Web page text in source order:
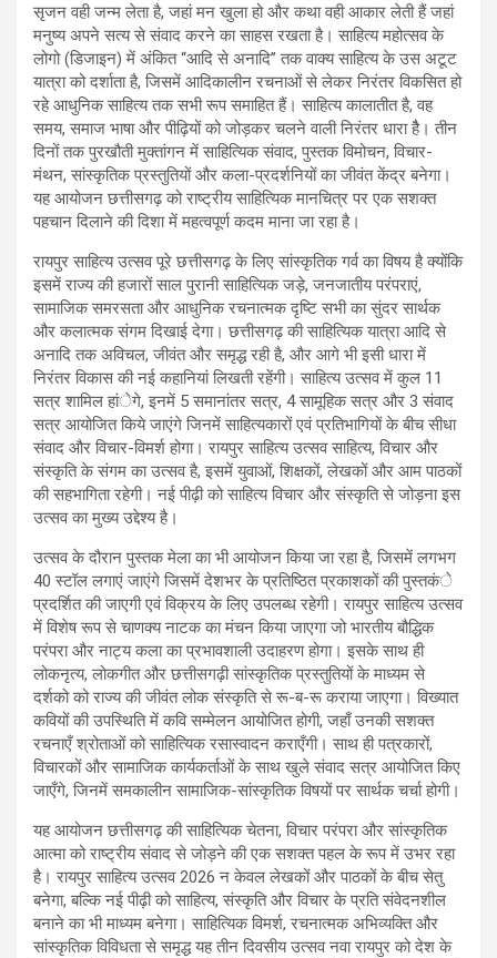
सृजन वही जन्म लेता है, जहां मन खुला हो और कथा वही आकार लेती हैं जहां
मनुष्य अपने सत्य से संवाद करने का साहस रखता है। साहित्य महोत्सव के
लोगो (डिजाइन) में अंकित ‘‘आदि से अनादि’’ तक वाक्य साहित्य के उस अटूट
यात्रा को दर्शाता है, जिसमें आदिकालीन रचनाओं से लेकर निरंतर विकसित हो
रहे आधुनिक साहित्य तक सभी रूप समाहित हैं। साहित्य कालातीत है, वह
समय, समाज भाषा और पीढ़ियों को जोड़कर चलने वाली निरंतर धारा हैै। तीन
दिनों तक पुरखौती मुक्तांगन में साहित्यिक संवाद, पुस्तक विमोचन, विचार-
मंथन, सांस्कृतिक प्रस्तुतियों और कला-प्रदर्शनियों का जीवंत केंद्र बनेगा।
यह आयोजन छत्तीसगढ़ को राष्ट्रीय साहित्यिक मानचित्र पर एक सशक्त
पहचान दिलाने की दिशा में महत्वपूर्ण कदम माना जा रहा है।
रायपुर साहित्य उत्सव पूरे छत्तीसगढ़ के लिए सांस्कृतिक गर्व का विषय है क्योंकि
इसमें राज्य की हजारों साल पुरानी साहित्यिक जड़े, जनजातीय परंपराएं,
सामाजिक समरसता और आधुनिक रचनात्मक दृष्टि सभी का सुंदर सार्थक
और कलात्मक संगम दिखाई देगा। छत्तीसगढ़ की साहित्यिक यात्रा आदि से
अनादि तक अविचल, जीवंत और समृद्ध रही है, और आगे भी इसी धारा में
निरंतर विकास की नई कहानियां लिखती रहेंगी। साहित्य उत्सव में कुल 11
सत्र शामिल हांेगे, इनमें 5 समानांतर सत्र, 4 सामूहिक सत्र और 3 संवाद
सत्र आयोजित किये जाएंगे जिनमें साहित्यकारों एवं प्रतिभागियों के बीच सीधा
संवाद और विचार-विमर्श होगा। रायपुर साहित्य उत्सव साहित्य, विचार और
संस्कृति के संगम का उत्सव है, इसमें युवाओं, शिक्षकों, लेखकों और आम पाठकों
की सहभागिता रहेगी। नई पीढ़ी को साहित्य विचार और संस्कृति से जोड़ना इस
उत्सव का मुख्य उद्देश्य है।
उत्सव के दौरान पुस्तक मेला का भी आयोजन किया जा रहा है, जिसमें लगभग
40 स्टॉल लगाएं जाएंगे जिसमें देशभर के प्रतिष्ठित प्रकाशकों की पुस्तकंे
प्रदर्शित की जाएगी एवं विक्रय के लिए उपलब्ध रहेगी। रायपुर साहित्य उत्सव
में विशेष रूप से चाणक्य नाटक का मंचन किया जाएगा जो भारतीय बौद्धिक
परंपरा और नाट्य कला का प्रभावशाली उदाहरण होगा। इसके साथ ही
लोकनृत्य, लोकगीत और छत्तीसगढ़ी सांस्कृतिक प्रस्तुतियों के माध्यम से
दर्शको को राज्य की जीवंत लोक संस्कृति से रू-ब-रू कराया जाएगा। विख्यात
कवियों की उपस्थिति में कवि सम्मेलन आयोजित होगी, जहाँ उनकी सशक्त
रचनाएँ श्रोताओं को साहित्यिक रसास्वादन कराएँगी। साथ ही पत्रकारों,
विचारकों और सामाजिक कार्यकर्ताओं के साथ खुले संवाद सत्र आयोजित किए
जाएँगे, जिनमें समकालीन सामाजिक-सांस्कृतिक विषयों पर सार्थक चर्चा होगी।
यह आयोजन छत्तीसगढ़ की साहित्यिक चेतना, विचार परंपरा और सांस्कृतिक
आत्मा को राष्ट्रीय संवाद से जोड़ने की एक सशक्त पहल के रूप में उभर रहा
है। रायपुर साहित्य उत्सव 2026 न केवल लेखकों और पाठकों के बीच सेतु
बनेगा, बल्कि नई पीढ़ी को साहित्य, संस्कृति और विचार के प्रति संवेदनशील
बनाने का भी माध्यम बनेगा। साहित्यिक विमर्श, रचनात्मक अभिव्यक्ति और
सांस्कृतिक विविधता से समृद्ध यह तीन दिवसीय उत्सव नवा रायपुर को देश के